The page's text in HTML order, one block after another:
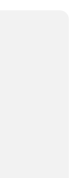
: le
de
et
sur le
la